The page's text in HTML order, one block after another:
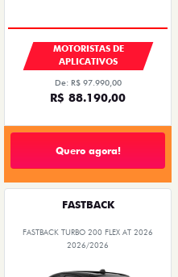
MOTORISTAS DE
APLICATIVOS
De: R$ 97.990,00
R$ 88.190,00
Quero agora!
FASTBACK
FASTBACK TURBO 200 FLEX AT 2026
2026/2026